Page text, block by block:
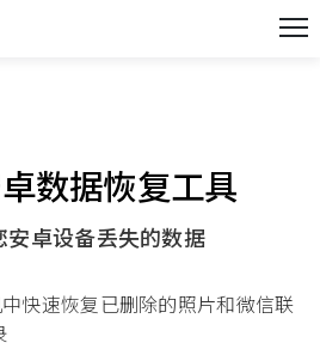
数据恢复工具
安卓设备丢失的数据
快速恢复已删除的照片和微信联